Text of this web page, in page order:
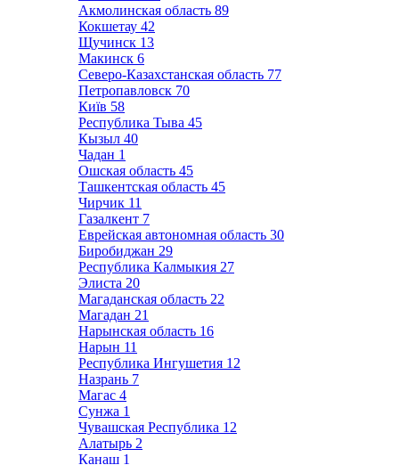
Акмолинская область 89
Кокшетау 42
Щучинск 13
Макинск 6
Северо-Казахстанская область 77
Петропавловск 70
Київ 58
Республика Тыва 45
Кызыл 40
Чадан 1
Ошская область 45
Ташкентская область 45
Чирчик 11
Газалкент 7
Еврейская автономная область 30
Биробиджан 29
Республика Калмыкия 27
Элиста 20
Магаданская область 22
Магадан 21
Нарынская область 16
Нарын 11
Республика Ингушетия 12
Назрань 7
Магас 4
Сунжа 1
Чувашская Республика 12
Алатырь 2
Канаш 1